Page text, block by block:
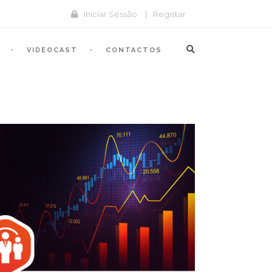
Iniciar Sessão | Registar
VIDEOCAST CONTACTOS